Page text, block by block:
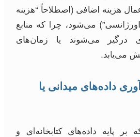
هزینه اضافی (اصطلاحاً “هزینه
می‌شود، چرا که منابع
درگیر می‌شوند یا زمان‌های
می‌یابد.
داده‌های میدانی یا
بر پایه داده‌های کتابخانه‌ای و